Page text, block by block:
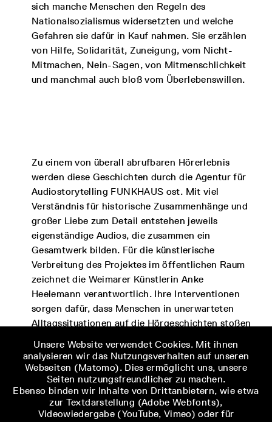
Unsere Website verwendet Cookies. Mit ihnen
analysieren wir das Nutzungsverhalten auf unseren
Webseiten (Matomo). Dies ermöglicht uns, unsere
Seiten nutzungsfreundlicher zu machen.
Ebenso binden wir Inhalte von Drittanbietern, wie etwa
zur Textdarstellung (Adobe Webfonts),
Videowiedergabe (YouTube, Vimeo) oder für
sich manche Menschen den Regeln des
Nationalsozialismus widersetzten und welche
Gefahren sie dafür in Kauf nahmen. Sie erzählen
von Hilfe, Solidarität, Zuneigung, vom Nicht-
Mitmachen, Nein-Sagen, von Mitmenschlichkeit
und manchmal auch bloß vom Überlebenswillen.
Zu einem von überall abrufbaren Hörerlebnis
werden diese Geschichten durch die Agentur für
Audiostorytelling FUNKHAUS ost. Mit viel
Verständnis für historische Zusammenhänge und
großer Liebe zum Detail entstehen jeweils
eigenständige Audios, die zusammen ein
Gesamtwerk bilden. Für die künstlerische
Verbreitung des Projektes im öffentlichen Raum
zeichnet die Weimarer Künstlerin Anke
Heelemann verantwortlich. Ihre Interventionen
sorgen dafür, dass Menschen in unerwarteten
Alltagssituationen auf die Hörgeschichten stoßen
immer neugierig machend. So finden diese
Beispiele von Widerstand und menschlichem
Miteinander während der Kriegszeit ihre Wege in
unsere Gegenwart und damit in unsere
Wahrnehmung.